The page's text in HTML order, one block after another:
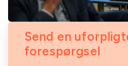
Send en
forespørgsel